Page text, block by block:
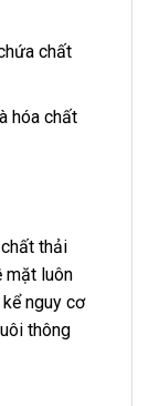
chất
hóa chất
thải
mặt luôn
nguy cơ
thông